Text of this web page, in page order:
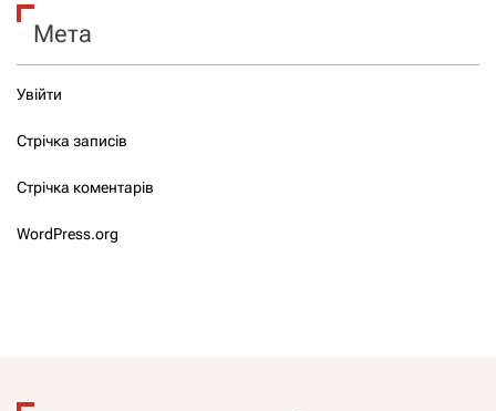
Мета
Увійти
Стрічка записів
Стрічка коментарів
WordPress.org